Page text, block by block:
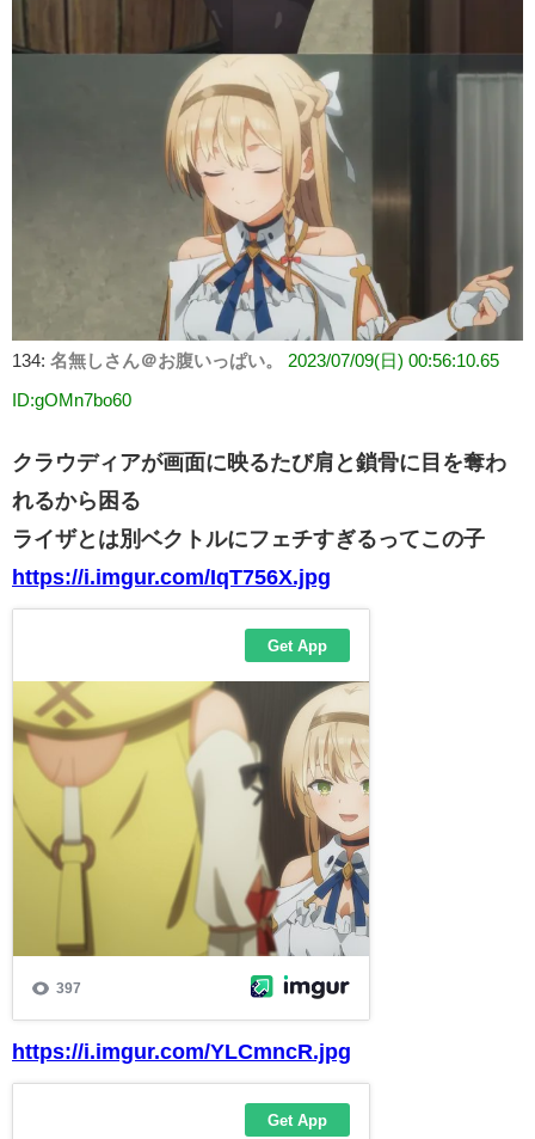
134: 名無しさん＠お腹いっぱい。 2023/07/09(日) 00:56:10.65
ID:gOMn7bo60
クラウディアが画面に映るたび肩と鎖骨に目を奪わ
れるから困る
ライザとは別ベクトルにフェチすぎるってこの子
https://i.imgur.com/IqT756X.jpg
https://i.imgur.com/YLCmncR.jpg